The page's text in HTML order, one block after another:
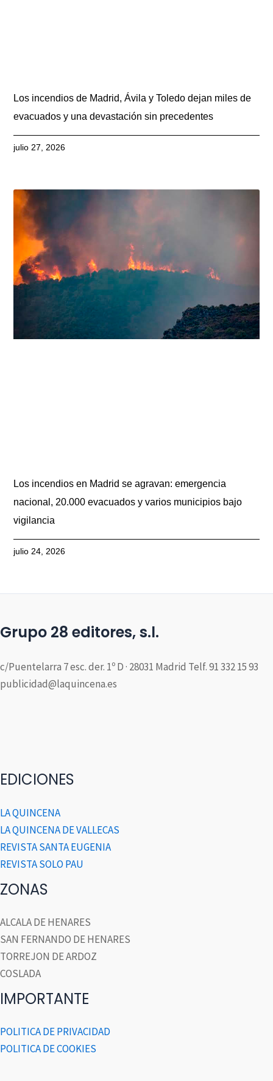
Los incendios de Madrid, Ávila y Toledo dejan miles de
evacuados y una devastación sin precedentes
julio 27, 2026
Los incendios en Madrid se agravan: emergencia
nacional, 20.000 evacuados y varios municipios bajo
vigilancia
julio 24, 2026
Grupo 28 editores, s.l.
c/Puentelarra 7 esc. der. 1º D · 28031 Madrid Telf. 91 332 15 93
publicidad@laquincena.es
EDICIONES
LA QUINCENA
LA QUINCENA DE VALLECAS
REVISTA SANTA EUGENIA
REVISTA SOLO PAU
ZONAS
ALCALA DE HENARES
SAN FERNANDO DE HENARES
TORREJON DE ARDOZ
COSLADA
IMPORTANTE
POLITICA DE PRIVACIDAD
POLITICA DE COOKIES